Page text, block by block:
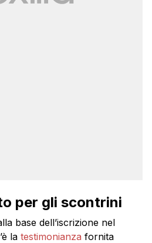
per gli scontrini
base dell’iscrizione nel
la testimonianza fornita